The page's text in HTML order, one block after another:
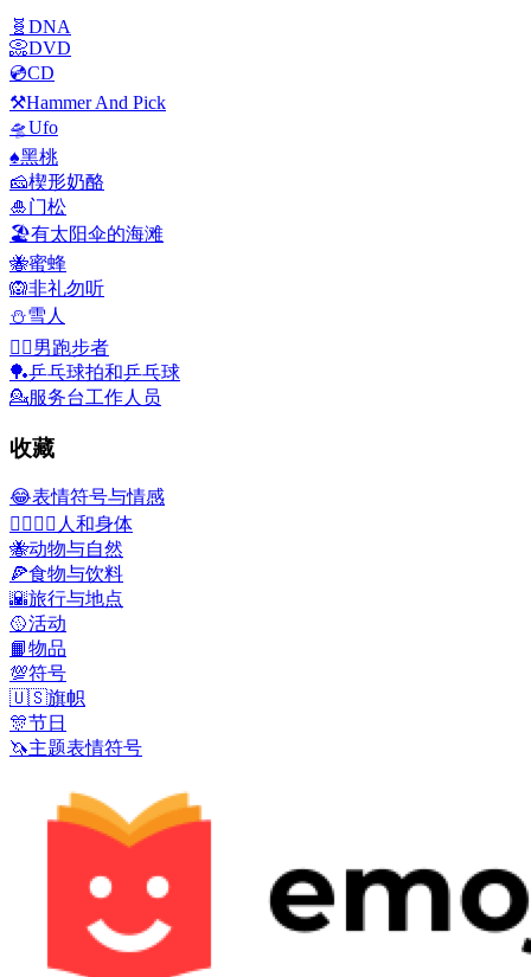
🧬 DNA
📀DVD
💿CD
⚒️Hammer And Pick
🛸Ufo
♠️黑桃
🧀楔形奶酪
🎍门松
🏖️有太阳伞的海滩
🐝蜜蜂
🙉非礼勿听
⛄雪人
🏃‍♂️男跑步者
🏓乒乓球拍和乒乓球
💁服务台工作人员
收藏
😂表情符号与情感
👩‍❤️‍💋‍👨 人和身体
🐝动物与自然
🍕食物与饮料
🌇旅行与地点
🥎活动
📙物品
💯符号
🇺🇸旗帜
🎊节日
🦄主题表情符号